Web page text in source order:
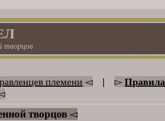
творцов
племени ◅ | ▻Правила
творцов ◅